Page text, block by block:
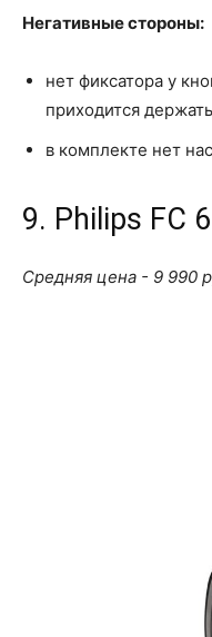
Негативные стороны:
нет фиксатора у
приходится
в комплекте нет
9. Philips FC
Средняя цена - 9 990